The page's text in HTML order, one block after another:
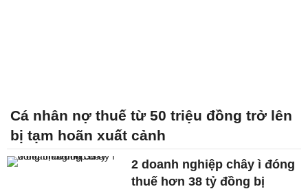
Cá nhân nợ thuế từ 50 triệu đồng trở lên
bị tạm hoãn xuất cảnh
2 doanh nghiệp chây ì đóng
thuế hơn 38 tỷ đồng bị